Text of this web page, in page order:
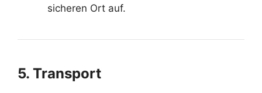
sicheren Ort auf.
5. Transport